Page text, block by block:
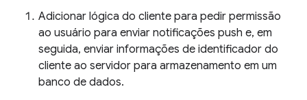
Adicionar lógica do cliente para pedir permissão
ao usuário para enviar notificações push e, em
seguida, enviar informações de identificador do
cliente ao servidor para armazenamento em um
banco de dados.